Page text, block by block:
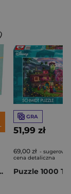
in the Forest
GRA
51,99 zł
69,00 zł -
cena detaliczna